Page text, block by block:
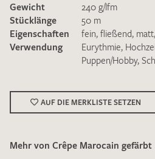
Ich bin damit einverstanden,
zur Beantwortung meiner
DieDatenschutzbestimmungen
genommen und akzeptiere
MUSTERANFRAGE
Gewicht
240 g/lfm
Stücklänge
50 m
Eigenschaften
fein, fließend, matt,
Verwendung
Eurythmie,
Puppen/Hobby,
AUF DIE MERKLISTE SETZEN
Mehr von Crêpe Marocain gefärbt